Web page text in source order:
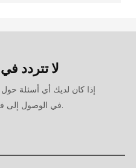
لا تتردد
إذا كان لديك أي أسئلة حول
في الوصول إلى فريق خدمة العملاء.